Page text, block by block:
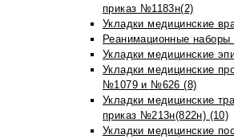
приказ №1183н(2)
Укладки медицинские
Реанимационные наборы
Укладки медицинские
Укладки медицинские
№1079 и №626 (8)
Укладки медицинские
приказ №213н(822н) (10)
Укладки медицинские